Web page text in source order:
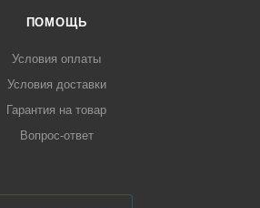
ПОМОЩЬ
Условия оплаты
Условия доставки
Гарантия на товар
Вопрос-ответ